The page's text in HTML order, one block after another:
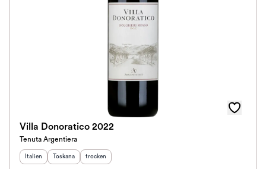
Villa Donoratico 2022
Tenuta Argentiera
Herkunftsland :
Italien Herkunftsregion:
Toskana Geschmack
trocken